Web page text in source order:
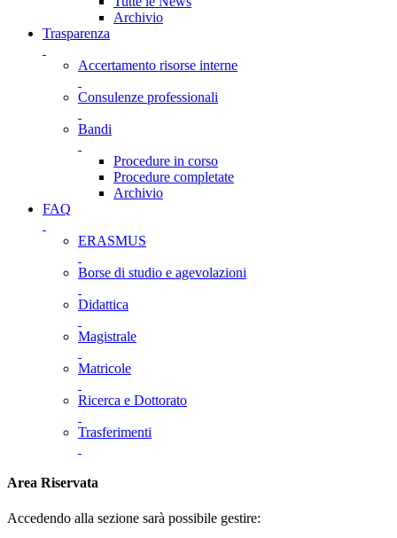
Archivio
Trasparenza
Accertamento risorse interne
Consulenze professionali
Bandi
Procedure in corso
Procedure completate
Archivio
FAQ
ERASMUS
Borse di studio e agevolazioni
Didattica
Magistrale
Matricole
Ricerca e Dottorato
Trasferimenti
Area Riservata
Accedendo alla sezione sarà possibile gestire: